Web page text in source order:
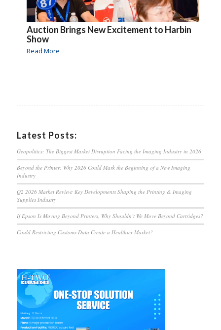
Auction Brings New Excitement to Harbin
Show
Read More
Latest Posts:
Geopolitics: The Biggest Market Disruption Facing the Imaging Industry in 2026
Beyond the Printer: Why 2026 Could Mark the Beginning of a New Imaging
Industry
Q2 2026 Market Review: Key Developments Shaping the Printing & Imaging
Supplies Industry
If Epson Is Moving Beyond Printers, Why Shouldn’t We Move Beyond Cartridges?
Could Restricting Customs Data Create a Healthier Market?